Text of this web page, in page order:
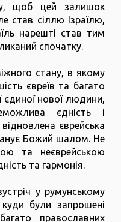
щоб цей залишок
став сіллю Ізраїлю,
нарешті став тим
спочатку.
стану, в якому
євреїв та багато
єдиної нової людини,
єдність і
єврейська
Божий шалом. Не
та неєврейською
та гармонія.
у румунському
були запрошені
православних